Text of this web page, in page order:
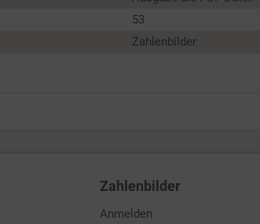
53
Zahlenbilder
Zahlenbilder
Anmelden